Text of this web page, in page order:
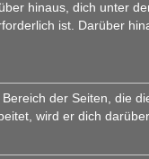
hinaus, dich unter
ist. Darüber
der Seiten, die
wird er dich